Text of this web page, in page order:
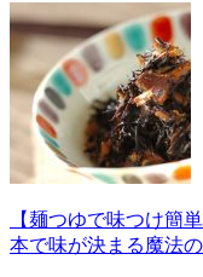
【麺つゆで味つけ簡
本で味が決まる魔法